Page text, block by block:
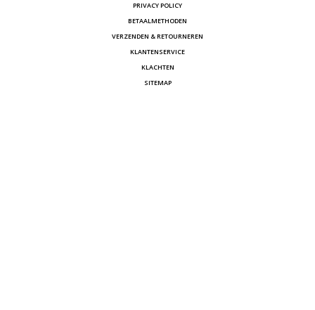
PRIVACY POLICY
BETAALMETHODEN
VERZENDEN & RETOURNEREN
KLANTENSERVICE
KLACHTEN
SITEMAP